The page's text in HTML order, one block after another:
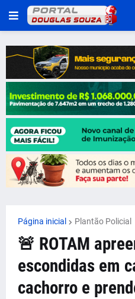
Página inicial Plantão Policial
🚨 ROTAM
escondidas em
cachorro e